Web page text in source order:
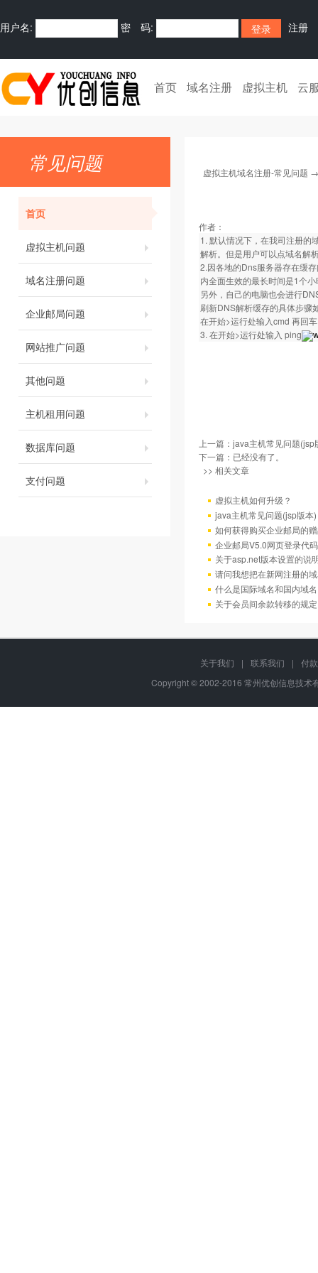
用户名: 密 码: 注册
首页 域名注册 虚拟主机 云
常见问题
首页
虚拟主机问题
域名注册问题
企业邮局问题
网站推广问题
其他问题
主机租用问题
数据库问题
支付问题
虚拟主机域名注册-常见问题
作者：
1. 默认情况下，在我司注册的
解析。但是用户可以点域名解
2.因各地的Dns服务器存在缓
内全面生效的最长时间是1个
另外，自己的电脑也会进行
刷新DNS解析缓存的具体步骤
在开始>运行处输入cmd 再回
3. 在开始>运行处输入 ping
上一篇： java主机常见问题(jsp
下一篇：已经没有了。
>> 相关文章
虚拟主机如何升级？
java主机常见问题(jsp版本)
如何获得购买企业邮局的
企业邮局V5.0网页登录代码
关于asp.net版本设置的说
请问我想把在新网注册的
什么是国际域名和国内域
关于会员间余款转移的规定
关于我们 | 联系我们 |
付
Copyright © 2002-2016 常州优创信息技